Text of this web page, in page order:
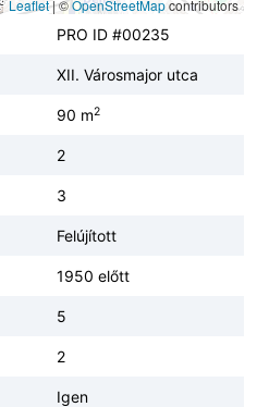
Leaflet|©OpenStreetMapcontributors
PRO ID #00235
XII. Városmajor utca
90 m2
2
3
Felújított
1950 előtt
5
2
Igen